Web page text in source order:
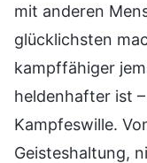
mit anderen
glücklichsten
kampffähiger
heldenhafter ist
Kampfeswille.
Geisteshaltung,